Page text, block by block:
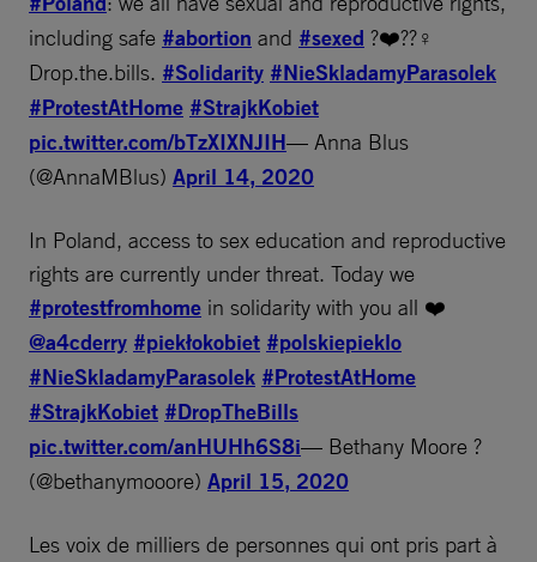
including safe #abortion and #sexed ?❤️??‍♀️
Drop.the.bills. #Solidarity #NieSkladamyParasolek
#ProtestAtHome #StrajkKobiet
pic.twitter.com/bTzXIXNJIH— Anna Blus
(@AnnaMBlus) April 14, 2020
In Poland, access to sex education and reproductive
rights are currently under threat. Today we
#protestfromhome in solidarity with you all ❤️
@a4cderry #piekłokobiet #polskiepieklo
#NieSkladamyParasolek #ProtestAtHome
#StrajkKobiet #DropTheBills
pic.twitter.com/anHUHh6S8i— Bethany Moore ?
(@bethanymooore) April 15, 2020
Les voix de milliers de personnes qui ont pris part à